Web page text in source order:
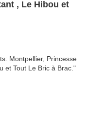
, Le Hibou et